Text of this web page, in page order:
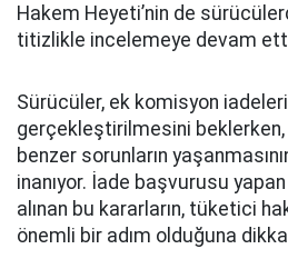
Hakem Heyeti’nin de
titizlikle incelemeye devam
Sürücüler, ek komisyon
gerçekleştirilmesini
benzer sorunların
inanıyor. İade başvurusu
alınan bu kararların, tüketici
önemli bir adım olduğuna